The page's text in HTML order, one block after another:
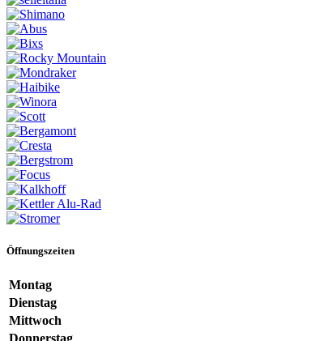
Öffnungszeiten
Montag
Dienstag
Mittwoch
Donnerstag